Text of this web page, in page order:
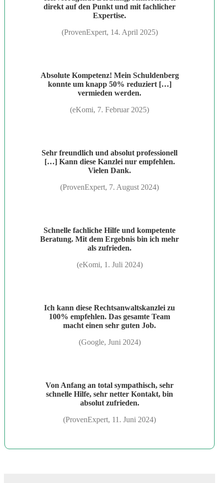
direkt auf den Punkt und mit fachlicher
Expertise.
(ProvenExpert, 14. April 2025)
Absolute Kompetenz! Mein Schuldenberg
konnte um knapp 50% reduziert […]
vermieden werden.
(eKomi, 7. Februar 2025)
Sehr freundlich und absolut professionell
[…] Kann diese Kanzlei nur empfehlen.
Vielen Dank.
(ProvenExpert, 7. August 2024)
Schnelle fachliche Hilfe und kompetente
Beratung. Mit dem Ergebnis bin ich mehr
als zufrieden.
(eKomi, 1. Juli 2024)
Ich kann diese Rechtsanwaltskanzlei zu
100% empfehlen. Das gesamte Team
macht einen sehr guten Job.
(Google, Juni 2024)
Von Anfang an total sympathisch, sehr
schnelle Hilfe, sehr netter Kontakt, bin
absolut zufrieden.
(ProvenExpert, 11. Juni 2024)